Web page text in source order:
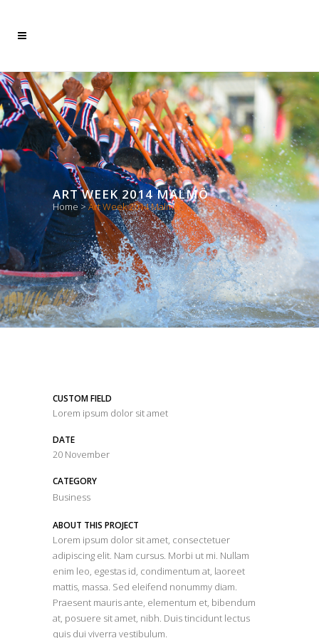
ART WEEK 2014 MALMÖ
Home>Art Week 2014 Malmö
CUSTOM FIELD
Lorem ipsum dolor sit amet
DATE
20 November
CATEGORY
Business
ABOUT THIS PROJECT
Lorem ipsum dolor sit amet, consectetuer
adipiscing elit. Nam cursus. Morbi ut mi. Nullam
enim leo, egestas id, condimentum at, laoreet
mattis, massa. Sed eleifend nonummy diam.
Praesent mauris ante, elementum et, bibendum
at, posuere sit amet, nibh. Duis tincidunt lectus
quis dui viverra vestibulum.